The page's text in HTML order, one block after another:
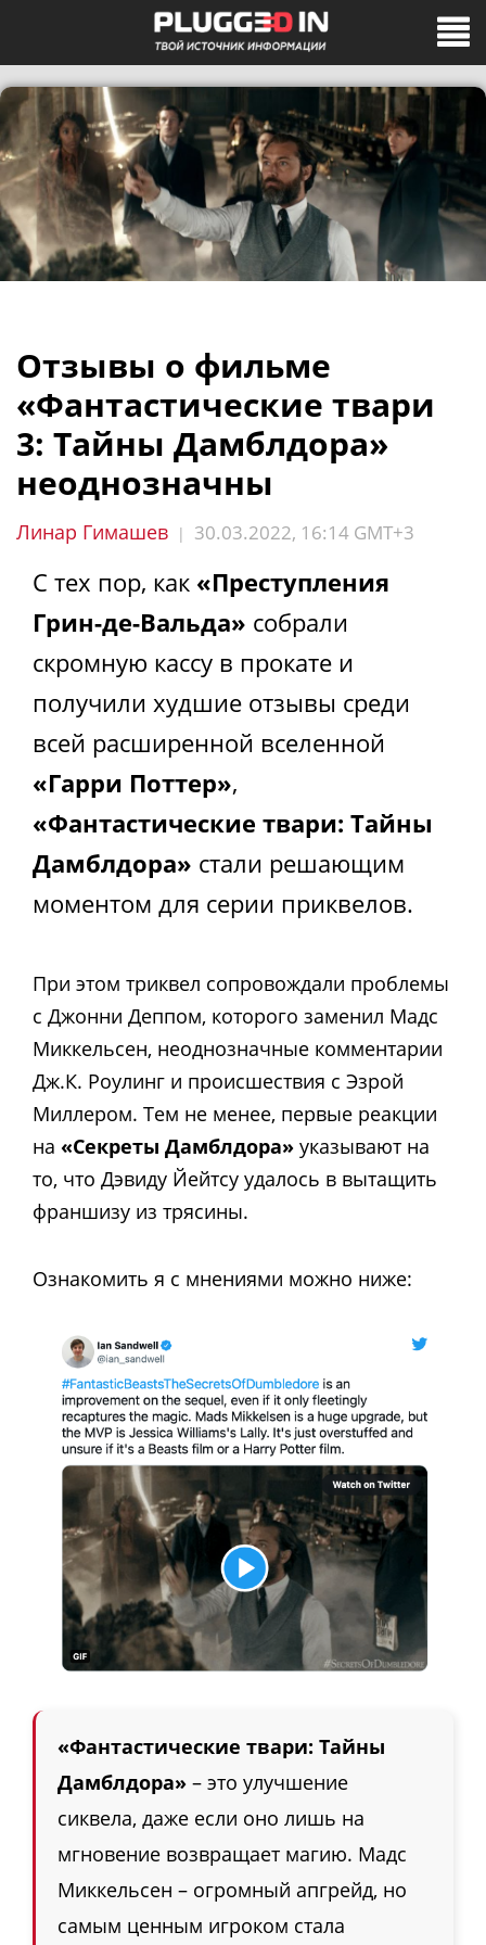
Отзывы о фильме
«Фантастические твари
3: Тайны Дамблдора»
неоднозначны
Линар Гимашев | 30.03.2022, 16:14 GMT+3
С тех пор, как «Преступления
Грин-де-Вальда» собрали
скромную кассу в прокате и
получили худшие отзывы среди
всей расширенной вселенной
«Гарри Поттер»,
«Фантастические твари: Тайны
Дамблдора» стали решающим
моментом для серии приквелов.
При этом триквел сопровождали проблемы
с Джонни Деппом, которого заменил Мадс
Миккельсен, неоднозначные комментарии
Дж.К. Роулинг и происшествия с Эзрой
Миллером. Тем не менее, первые реакции
на «Секреты Дамблдора» указывают на
то, что Дэвиду Йейтсу удалось в вытащить
франшизу из трясины.
Ознакомить я с мнениями можно ниже:
«Фантастические твари: Тайны
Дамблдора» – это улучшение
сиквела, даже если оно лишь на
мгновение возвращает магию. Мадс
Миккельсен – огромный апгрейд, но
самым ценным игроком стала